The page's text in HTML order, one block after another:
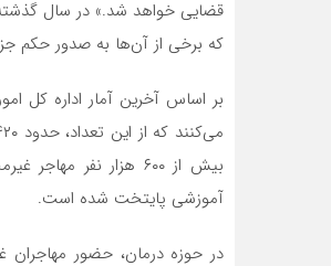
که برخی از آن‌ها به صدور حکم
بیش از ۶۰۰ هزار
آموزشی پایتخت شده است.
در حوزه درمان، حضور مهاجران